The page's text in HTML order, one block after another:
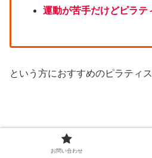
運動が苦手だけどピラテ
という方におすすめのピラティ
お問い合わせ